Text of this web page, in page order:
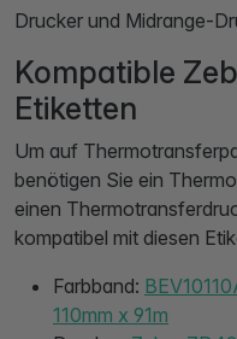
Drucker und Midrange-
Kompatible
Etiketten
Um auf
benötigen Sie ein
einen
kompatibel mit diesen
Farbband:
110mm x 91m